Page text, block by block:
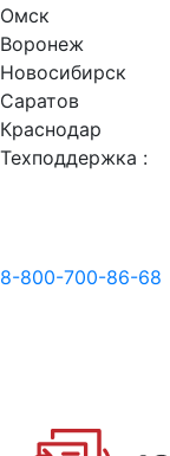
Омск
Воронеж
Новосибирск
Саратов
Краснодар
Техподдержка :
8-800-700-86-68